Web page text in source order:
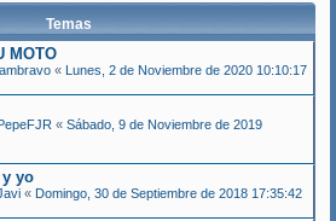
Temas
MOTO
« Lunes, 2 de Noviembre de 2020 10:10:17
« Sábado, 9 de Noviembre de 2019
y yo
« Domingo, 30 de Septiembre de 2018 17:35:42